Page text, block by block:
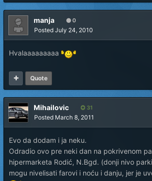
manja 0
Posted July 24, 2010
Hvalaaaaaaaaa
Quote
Mihailovic 31
Posted March 8, 2011
Evo da dodam i ja neku.
Odradio ovo pre neki dan na pokrivenom
hipermarketa Rodić, N.Bgd. (donji nivo
mogu nivelisati farovi i noću i danju, jer je